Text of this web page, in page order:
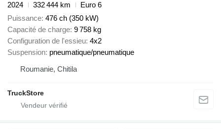
2024
332 444 km
Euro 6
Puissance 476 ch (350 kW)
Capacité de charge 9 758 kg
Configuration de l'essieu 4x2
Suspension pneumatique/pneumatique
Roumanie, Chitila
TruckStore